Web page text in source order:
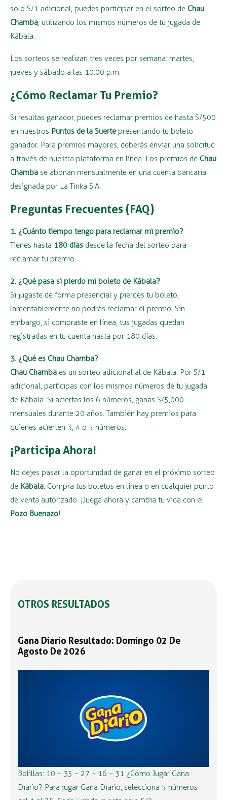
solo S/1 adicional, puedes participar en el sorteo de Chau
Chamba, utilizando los mismos números de tu jugada de
Kábala.
Los sorteos se realizan tres veces por semana: martes,
jueves y sábado a las 10:00 p.m.
¿Cómo Reclamar Tu Premio?
Si resultas ganador, puedes reclamar premios de hasta S/500
en nuestros Puntos de la Suerte presentando tu boleto
ganador. Para premios mayores, deberás enviar una solicitud
a través de nuestra plataforma en línea. Los premios de Chau
Chamba se abonan mensualmente en una cuenta bancaria
designada por La Tinka S.A.
Preguntas Frecuentes (FAQ)
1. ¿Cuánto tiempo tengo para reclamar mi premio?
Tienes hasta 180 días desde la fecha del sorteo para
reclamar tu premio.
2. ¿Qué pasa si pierdo mi boleto de Kábala?
Si jugaste de forma presencial y pierdes tu boleto,
lamentablemente no podrás reclamar el premio. Sin
embargo, si compraste en línea, tus jugadas quedan
registradas en tu cuenta hasta por 180 días.
3. ¿Qué es Chau Chamba?
Chau Chamba es un sorteo adicional al de Kábala. Por S/1
adicional, participas con los mismos números de tu jugada
de Kábala. Si aciertas los 6 números, ganas S/5,000
mensuales durante 20 años. También hay premios para
quienes acierten 3, 4 o 5 números.
¡Participa Ahora!
No dejes pasar la oportunidad de ganar en el próximo sorteo
de Kábala. Compra tus boletos en línea o en cualquier punto
de venta autorizado. ¡Juega ahora y cambia tu vida con el
Pozo Buenazo!
OTROS RESULTADOS
Gana Diario Resultado: Domingo 02 De
Agosto De 2026
Bolillas: 10 – 35 – 27 – 16 – 31 ¿Cómo Jugar Gana
Diario? Para jugar Gana Diario, selecciona 5 números